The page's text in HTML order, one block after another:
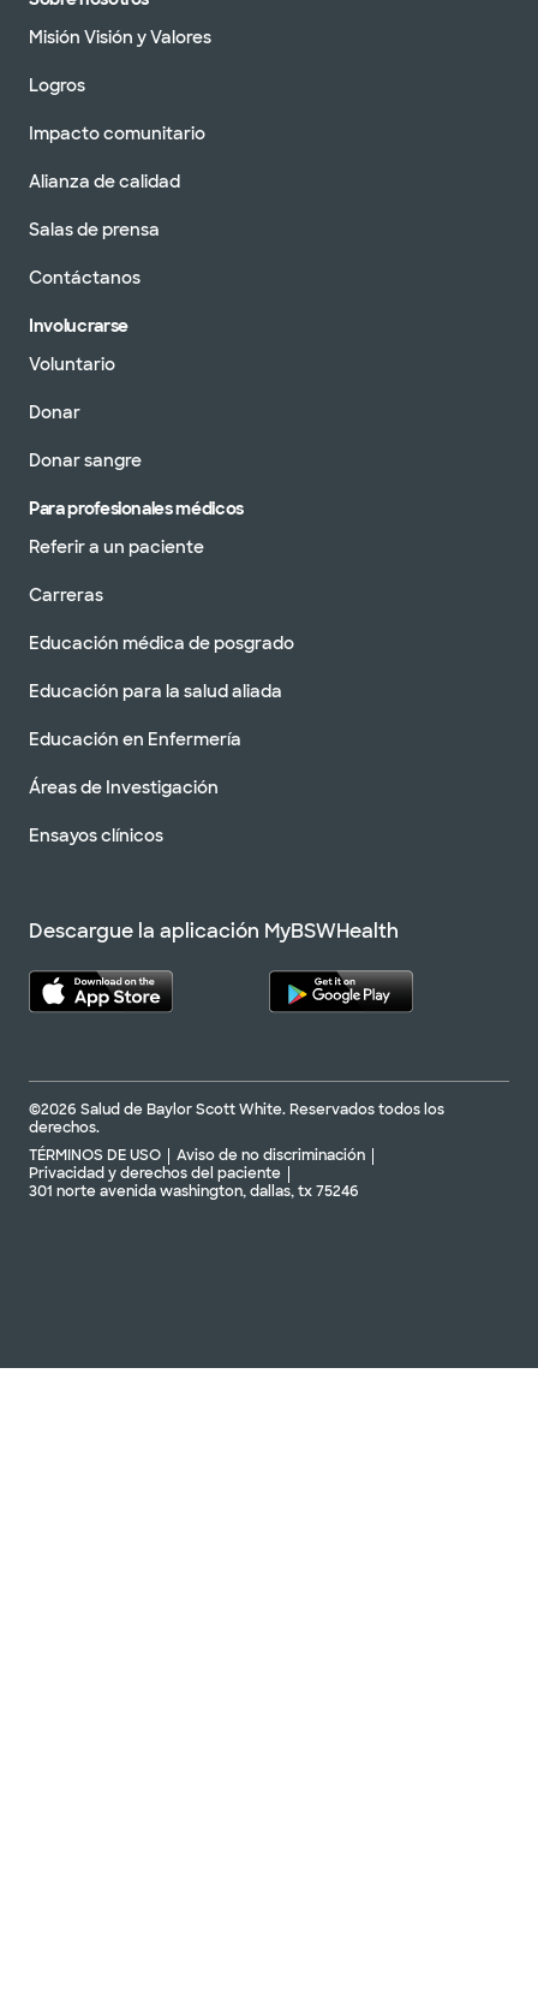
Misión Visión y Valores
Logros
Impacto comunitario
Alianza de calidad
Salas de prensa
Contáctanos
Involucrarse
Voluntario
Donar
Donar sangre
Para profesionales médicos
Referir a un paciente
Carreras
Educación médica de posgrado
Educación para la salud aliada
Educación en Enfermería
Áreas de Investigación
Ensayos clínicos
Descargue la aplicación MyBSWHealth
©2026 Salud de Baylor Scott White. Reservados todos los
derechos.
TÉRMINOS DE USO
Aviso de no discriminación
Privacidad y derechos del paciente
301 norte avenida washington, dallas, tx 75246